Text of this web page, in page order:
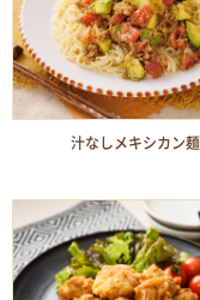
汁なしメキシカン麺